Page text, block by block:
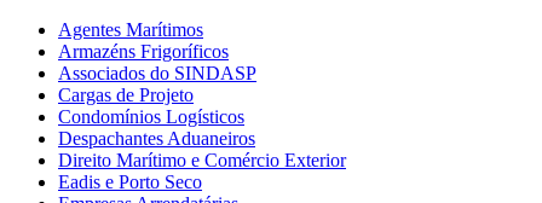
Agentes Marítimos
Armazéns Frigoríficos
Associados do SINDASP
Cargas de Projeto
Condomínios Logísticos
Despachantes Aduaneiros
Direito Marítimo e Comércio Exterior
Eadis e Porto Seco